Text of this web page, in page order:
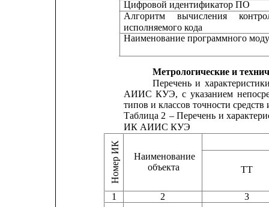
Цифровой идентификатор ПО
Алгоритм
вычисления
исполняемого кода
Наименование программного
Номер ИК
Наименование
объекта
ТТ
Метрологические и
Перечень и
АИИС КУЭ, с указанием
типов и классов точности
Таблица 2 – Перечень и
ИК АИИС КУЭ
1 2 3